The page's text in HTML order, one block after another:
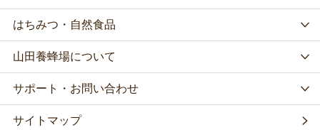
はちみつ・自然食品
山田養蜂場について
サポート・お問い合わせ
サイトマップ